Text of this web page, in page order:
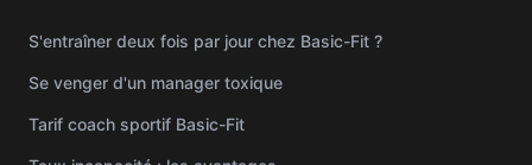
S'entraîner deux fois par jour chez Basic-Fit ?
Se venger d'un manager toxique
Tarif coach sportif Basic-Fit